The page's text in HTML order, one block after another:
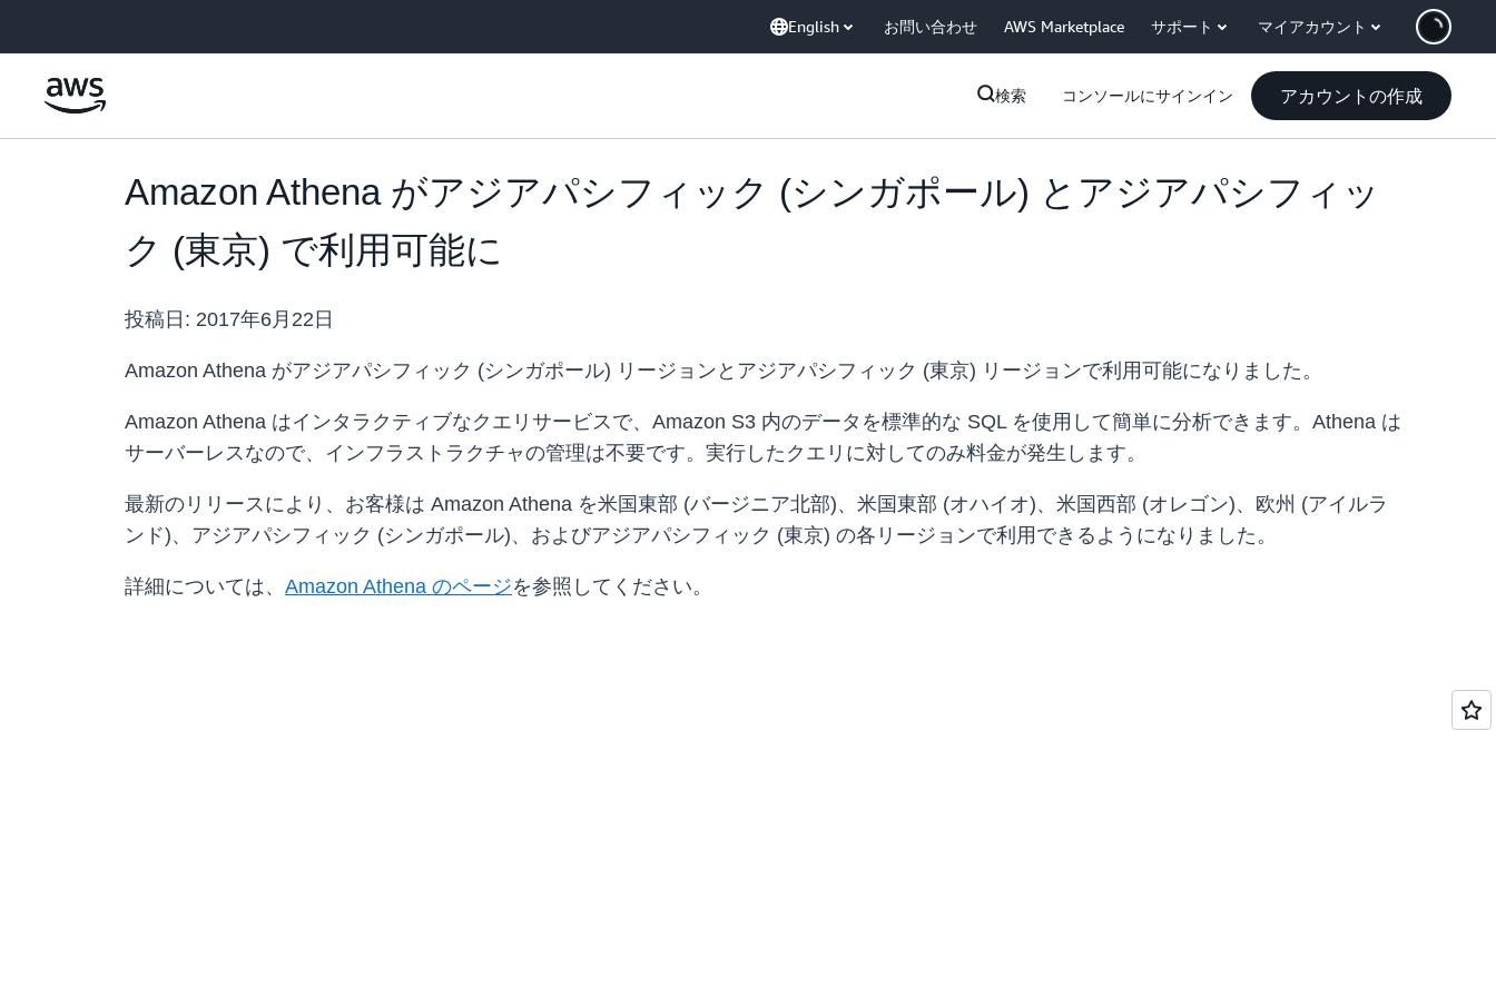
English お問い合わせ AWS Marketplace サポート マイアカウント
検索 コンソールにサインイン アカウントの作成
Amazon Athena がアジアパシフィック (シンガポール) とアジアパシフィッ
ク (東京) で利用可能に
投稿日: 2017年6月22日
Amazon Athena がアジアパシフィック (シンガポール) リージョンとアジアパシフィック (東京) リージョンで利用可能になりました。
Amazon Athena はインタラクティブなクエリサービスで、Amazon S3 内のデータを標準的な SQL を使用して簡単に分析できます。Athena は
サーバーレスなので、インフラストラクチャの管理は不要です。実行したクエリに対してのみ料金が発生します。
最新のリリースにより、お客様は Amazon Athena を米国東部 (バージニア北部)、米国東部 (オハイオ)、米国西部 (オレゴン)、欧州 (アイルラ
ンド)、アジアパシフィック (シンガポール)、およびアジアパシフィック (東京) の各リージョンで利用できるようになりました。
詳細については、 Amazon Athena のページを参照してください。